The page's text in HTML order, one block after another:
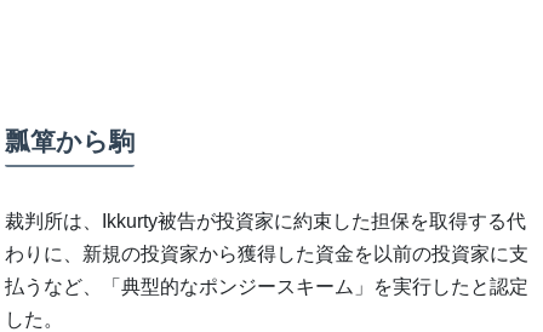
瓢箪から駒
裁判所は、Ikkurty被告が投資家に約束した担保を取得する代
わりに、新規の投資家から獲得した資金を以前の投資家に支
払うなど、「典型的なポンジースキーム」を実行したと認定
した。